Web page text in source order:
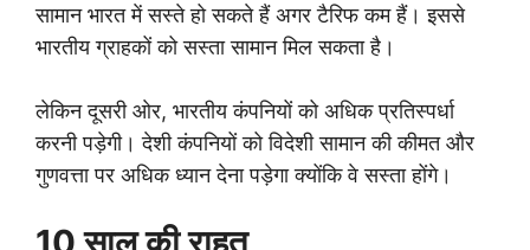
सामान भारत में सस्ते हो सकते हैं अगर टैरिफ कम हैं। इससे
भारतीय ग्राहकों को सस्ता सामान मिल सकता है।
लेकिन दूसरी ओर, भारतीय कंपनियों को अधिक प्रतिस्पर्धा
करनी पड़ेगी। देशी कंपनियों को विदेशी सामान की कीमत और
गुणवत्ता पर अधिक ध्यान देना पड़ेगा क्योंकि वे सस्ता होंगे।